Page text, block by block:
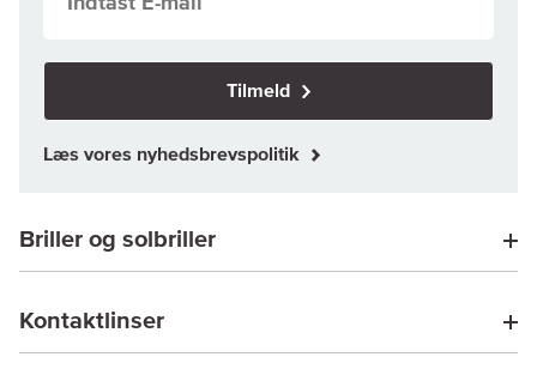
Tilmeld
Læs vores nyhedsbrevspolitik
Briller og solbriller
Kontaktlinser